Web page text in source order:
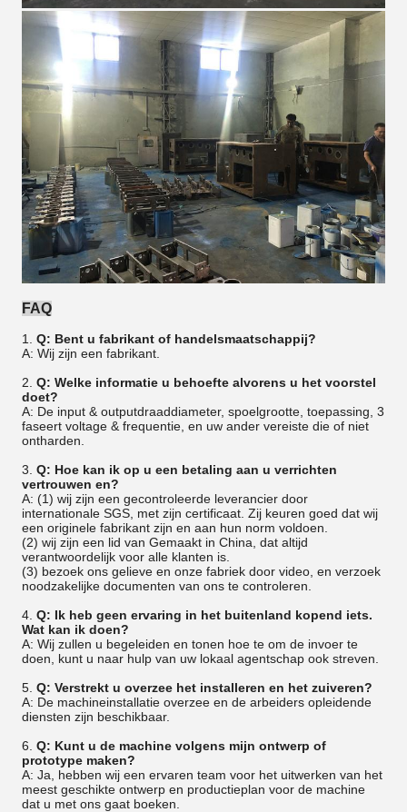
FAQ
1. Q: Bent u fabrikant of handelsmaatschappij?
A: Wij zijn een fabrikant.
2. Q: Welke informatie u behoefte alvorens u het voorstel
doet?
A: De input & outputdraaddiameter, spoelgrootte, toepassing, 3
faseert voltage & frequentie, en uw ander vereiste die of niet
ontharden.
3. Q: Hoe kan ik op u een betaling aan u verrichten
vertrouwen en?
A: (1) wij zijn een gecontroleerde leverancier door
internationale SGS, met zijn certificaat. Zij keuren goed dat wij
een originele fabrikant zijn en aan hun norm voldoen.
(2) wij zijn een lid van Gemaakt in China, dat altijd
verantwoordelijk voor alle klanten is.
(3) bezoek ons gelieve en onze fabriek door video, en verzoek
noodzakelijke documenten van ons te controleren.
4. Q: Ik heb geen ervaring in het buitenland kopend iets.
Wat kan ik doen?
A: Wij zullen u begeleiden en tonen hoe te om de invoer te
doen, kunt u naar hulp van uw lokaal agentschap ook streven.
5. Q: Verstrekt u overzee het installeren en het zuiveren?
A: De machineinstallatie overzee en de arbeiders opleidende
diensten zijn beschikbaar.
6. Q: Kunt u de machine volgens mijn ontwerp of
prototype maken?
A: Ja, hebben wij een ervaren team voor het uitwerken van het
meest geschikte ontwerp en productieplan voor de machine
dat u met ons gaat boeken.